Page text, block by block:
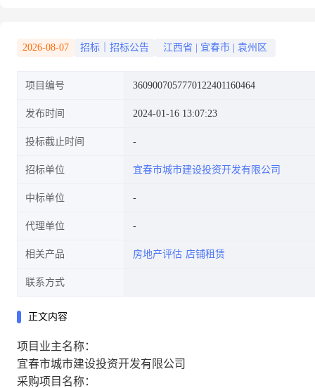
2026-08-07 招标｜招标公告 江西省 宜春市 袁州区
项目编号 3609007057770122401160464
发布时间 2024-01-16 13:07:23
投标截止时间
招标单位 宜春市城市建设投资开发有限公司
中标单位
代理单位
相关产品 房地产评估 店铺租赁
联系方式
正文内容
项目业主名称：
宜春市城市建设投资开发有限公司
采购项目名称：